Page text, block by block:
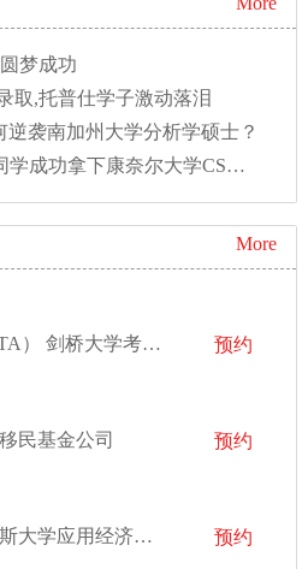
梦成功
取,托普仕学子激动落泪
逆袭南加州大学分析学硕士？
凸显科研强项！美本Q同学成功拿下康奈尔大学CS硕士录取！
More
持有（CELTA） 剑桥大学考评部英语语言教师资格证书
预约
民基金公司
预约
约翰霍普金斯大学应用经济学硕士
预约